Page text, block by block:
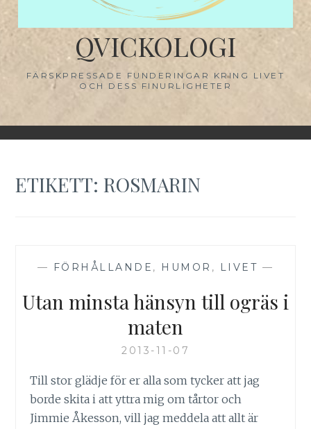
QVICKOLOGI
FÄRSKPRESSADE FUNDERINGAR KRING LIVET
OCH DESS FINURLIGHETER
ETIKETT:ROSMARIN
— FÖRHÅLLANDE , HUMOR , LIVET —
Utan minsta hänsyn till ogräs i
maten
2013-11-07
Till stor glädje för er alla som tycker att jag
borde skita i att yttra mig om tårtor och
Jimmie Åkesson, vill jag meddela att allt är